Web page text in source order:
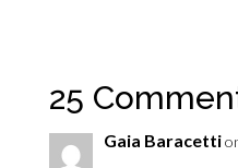
25
Gaia Baracetti